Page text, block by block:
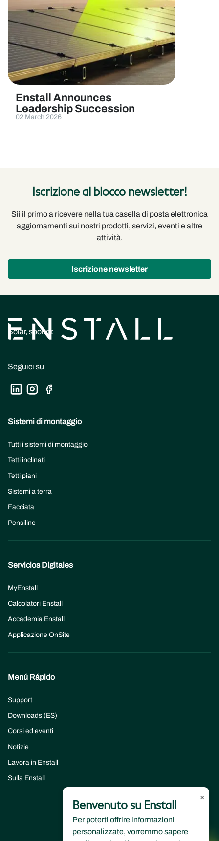
Enstall Announces
Leadership Succession
02 March 2026
Iscrizione al blocco newsletter!
Sii il primo a ricevere nella tua casella di posta elettronica
aggiornamenti sui nostri prodotti, servizi, eventi e altre
attività.
Iscrizione newsletter
Solar, sooner.
Seguici su
Sistemi di montaggio
Tutti i sistemi di montaggio
Tetti inclinati
Tetti piani
Sistemi a terra
Facciata
Pensiline
Servicios Digitales
MyEnstall
Calcolatori Enstall
Accademia Enstall
Applicazione OnSite
Menú Rápido
Support
Downloads (ES)
Corsi ed eventi
Notizie
Lavora in Enstall
Sulla Enstall
×
Benvenuto su Enstall
Per poterti offrire informazioni
personalizzate, vorremmo sapere